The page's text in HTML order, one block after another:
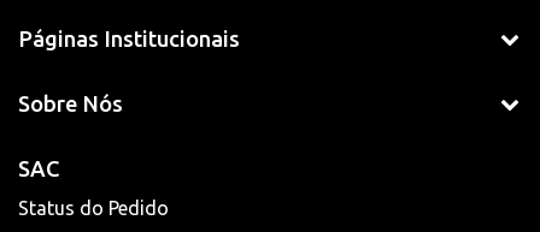
Páginas Institucionais
Sobre Nós
SAC
Status do Pedido